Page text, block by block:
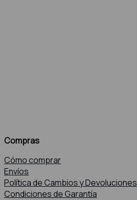
Compras
Cómo comprar
Envíos
Política de Cambios y Devoluciones
Condiciones de Garantía